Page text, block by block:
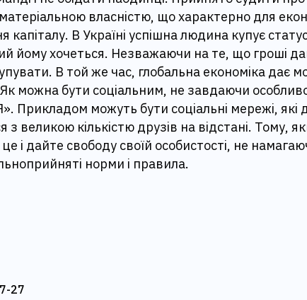
власністю, що характерно для
капіталу. В Україні успішна людина купує
йому хочеться. Незважаючи на те, що гроші
В той же час, глобальна економіка дає
Як можна бути соціальним, не завдаючи
Прикладом можуть бути соціальні мережі, які
з великою кількістю друзів на відстані. Тому,
і дайте свободу своїй особистості, не
норми і правила.
27